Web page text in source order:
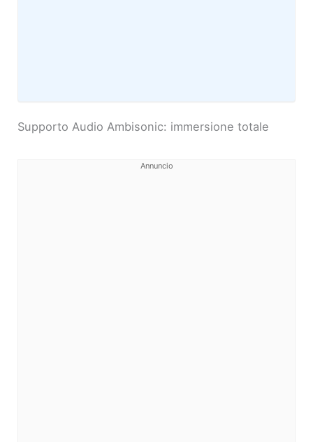
Supporto Audio Ambisonic: immersione totale
Annuncio